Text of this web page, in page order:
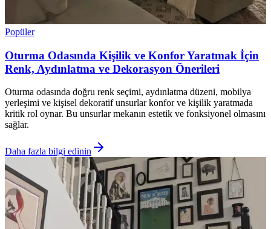
Popüler
Oturma Odasında Kişilik ve Konfor Yaratmak İçin
Renk, Aydınlatma ve Dekorasyon Önerileri
Oturma odasında doğru renk seçimi, aydınlatma düzeni, mobilya
yerleşimi ve kişisel dekoratif unsurlar konfor ve kişilik yaratmada
kritik rol oynar. Bu unsurlar mekanın estetik ve fonksiyonel olmasını
sağlar.
Daha fazla bilgi edinin